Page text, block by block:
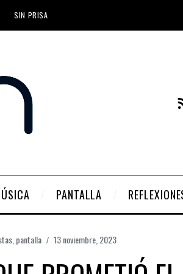
SIN PRISA
PANTALLA
pantalla 13 noviembre, 2023